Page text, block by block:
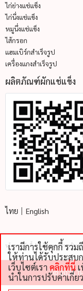
ไก่ย่างแช่แข็ง
ไก่นึ่งแช่แข็ง
หมูนึ่งแช่แข็ง
ไส้กรอก
แฮมเบิร์กสำเร็จรูป
เครื่องแกงสำเร็จรูป
ผลิตภัณฑ์ผักแช่แข็ง
ไทย English
นโยบายคุ้กกี้ นโยบายความเป็นส่
©2026
เรามีการใช้คุกกี้ รว
ให้ท่านได้รับประสบ
เว็บไซต์เรา คลิกที่นี่
นําในการปรับค่าเกี่ย